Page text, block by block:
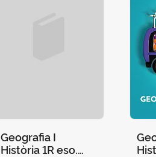
Geografia I
Història 1R eso.